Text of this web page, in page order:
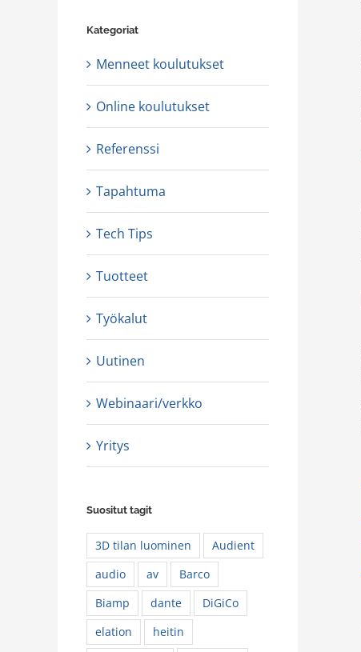
Kategoriat
Menneet koulutukset
Online koulutukset
Referenssi
Tapahtuma
Tech Tips
Tuotteet
Työkalut
Uutinen
Webinaari/verkko
Yritys
Suositut tagit
3D tilan luominen
Audient
audio
av
Barco
Biamp
dante
DiGiCo
elation
heitin